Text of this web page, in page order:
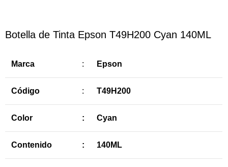
Botella de Tinta Epson T49H200 Cyan 140ML
Marca : Epson
Código : T49H200
Color : Cyan
Contenido : 140ML